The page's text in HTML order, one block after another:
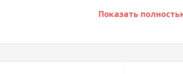
Особенности конструкции часы, подсветка
Показать